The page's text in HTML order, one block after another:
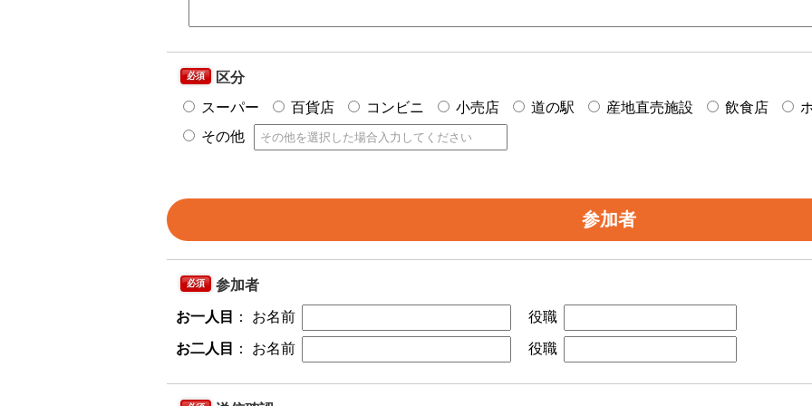
必須
区分
スーパー
百貨店 コンビニ 小売店 道の駅 産地直売施設 飲食店
その他
参加者
必須 参加者
お一人目 ： お名前 役職
お二人目 ： お名前 役職